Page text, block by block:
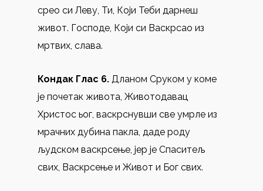
срео си Леву, Ти, Који Теби дарнеш
живот. Господе, Који си Васкрсао из
мртвих, слава.
Кондак Глас 6. Дланом Сруком у коме
је почетак живота, Животодавац
Христос ьог, васкрснувши све умрле из
мрачних дубина пакла, даде роду
људском васкрсење, јер је Спаситељ
свих, Васкрсење и Живот и Бог свих.